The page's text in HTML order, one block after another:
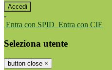
-
Entra con SPID Entra con CIE
Seleziona utente
button close ×